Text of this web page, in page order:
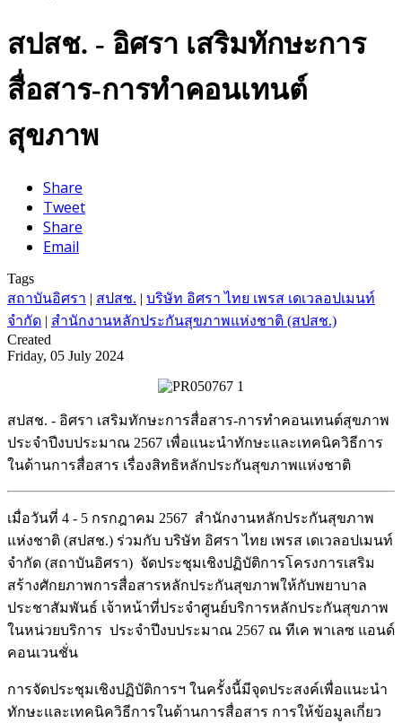
สปสช. - อิศรา เสริมทักษะการ
สื่อสาร-การทำคอนเทนต์
สุขภาพ
Share
Tweet
Share
Email
Tags
สถาบันอิศรา | สปสช. | บริษัท อิศรา ไทย เพรส เดเวลอปเมนท์
จำกัด | สำนักงานหลักประกันสุขภาพแห่งชาติ (สปสช.)
Created
Friday, 05 July 2024
สปสช. - อิศรา เสริมทักษะการสื่อสาร-การทำคอนเทนต์สุขภาพ
ประจำปีงบประมาณ 2567 เพื่อแนะนำทักษะและเทคนิควิธีการ
ในด้านการสื่อสาร เรื่องสิทธิหลักประกันสุขภาพแห่งชาติ
เมื่อวันที่ 4 - 5 กรกฎาคม 2567 สำนักงานหลักประกันสุขภาพ
แห่งชาติ (สปสช.) ร่วมกับ บริษัท อิศรา ไทย เพรส เดเวลอปเมนท์
จำกัด (สถาบันอิศรา) จัดประชุมเชิงปฏิบัติการโครงการเสริม
สร้างศักยภาพการสื่อสารหลักประกันสุขภาพให้กับพยาบาล
ประชาสัมพันธ์ เจ้าหน้าที่ประจำศูนย์บริการหลักประกันสุขภาพ
ในหน่วยบริการ ประจำปีงบประมาณ 2567 ณ ทีเค พาเลซ แอนด์
คอนเวนชั่น
การจัดประชุมเชิงปฏิบัติการฯ ในครั้งนี้มีจุดประสงค์เพื่อแนะนำ
ทักษะและเทคนิควิธีการในด้านการสื่อสาร การให้ข้อมูลเกี่ยว